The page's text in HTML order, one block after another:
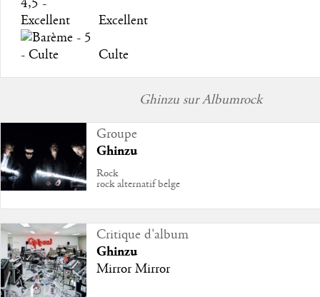
Excellent
Culte
Ghinzu sur Albumrock
Groupe
Ghinzu
Rock
rock alternatif belge
Critique d'album
Ghinzu
Mirror Mirror